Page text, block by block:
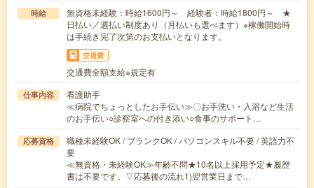
時給
無資格未経験：時給1600円～ 経験者：時給1800円～ ★
日払い／週払い制度あり（月払いも選べます）※稼働開始時
は手続き完了次第のお支払いとなります。
交通費
交通費全額支給※規定有
仕事内容
看護助手
≪病院でちょっとしたお手伝い≫〇お手洗い・入浴など生活
のお手伝い○診察室への付き添い○食事のサポート…
応募資格
職種未経験OK / ブランクOK / パソコンスキル不要 / 英語力不
要
≪無資格・未経験OK≫年齢不問★10名以上採用予定★履歴
書は不要です。▽応募後の流れ1)翌営業日まで…